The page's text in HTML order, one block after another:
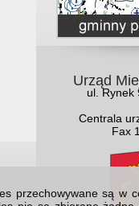
Urząd
ul. Rynek
Centrala
Fax
przechowywane są w